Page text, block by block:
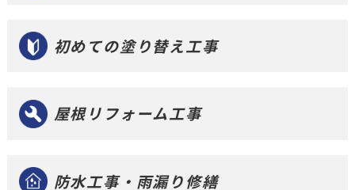
初めての塗り替え工事
屋根リフォーム工事
防水工事・雨漏り修繕